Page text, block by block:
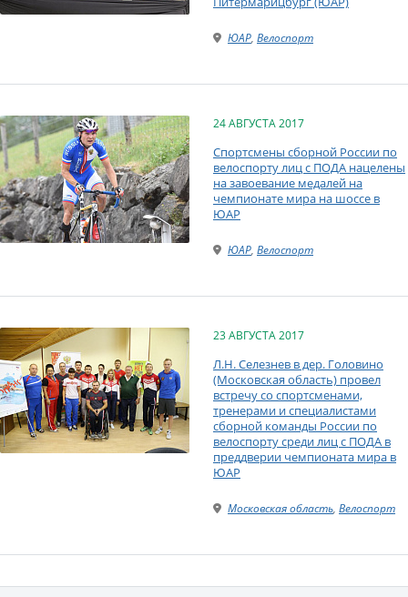
ЮАР, Велоспорт
24 АВГУСТА 2017
Спортсмены сборной России по
велоспорту лиц с ПОДА нацелены
на завоевание медалей на
чемпионате мира на шоссе в
ЮАР
ЮАР, Велоспорт
23 АВГУСТА 2017
Л.Н. Селезнев в дер. Головино
(Московская область) провел
встречу со спортсменами,
тренерами и специалистами
сборной команды России по
велоспорту среди лиц с ПОДА в
преддверии чемпионата мира в
ЮАР
Московская область, Велоспорт